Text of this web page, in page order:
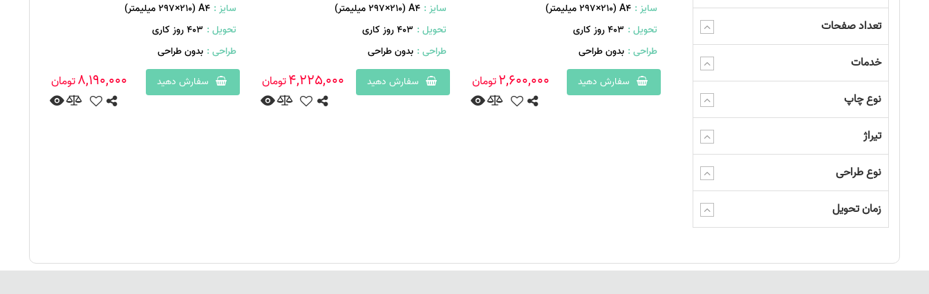
تعداد صفحات
خدمات
نوع چاپ
تیراژ
نوع طراحی
زمان تحویل
سایز : A۴ (۲۹۷×۲۱۰ میلیمتر)
تحویل : 403 روز کاری
طراحی : بدون طراحی
سفارش دهید
2,600,000تومان
سایز : A۴ (۲۹۷×۲۱۰ میلیمتر)
تحویل : 403 روز کاری
طراحی : بدون طراحی
سفارش دهید
4,225,000تومان
سایز : A۴ (۲۹۷×۲۱۰ میلیمتر)
تحویل : 403 روز کاری
طراحی : بدون طراحی
سفارش دهید
8,190,000تومان